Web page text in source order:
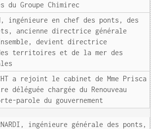
Groupe Chimirec
ingénieure en chef des ponts, des
ancienne directrice générale
devient directrice
territoires et de la mer des
a rejoint le cabinet de Mme Prisca
déléguée chargée du Renouveau
parole du gouvernement
ingénieure générale des ponts,